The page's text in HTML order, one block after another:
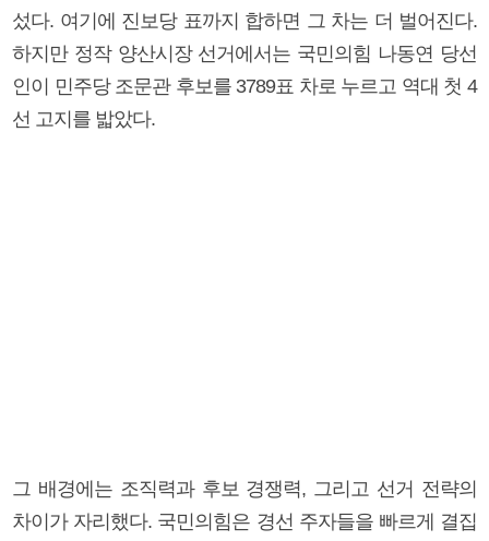
섰다. 여기에 진보당 표까지 합하면 그 차는 더 벌어진다.
하지만 정작 양산시장 선거에서는 국민의힘 나동연 당선
인이 민주당 조문관 후보를 3789표 차로 누르고 역대 첫 4
선 고지를 밟았다.
그 배경에는 조직력과 후보 경쟁력, 그리고 선거 전략의
차이가 자리했다. 국민의힘은 경선 주자들을 빠르게 결집